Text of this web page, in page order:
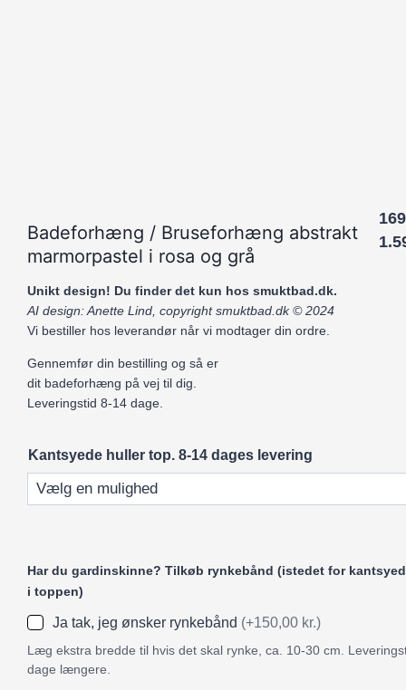
Badeforhæng / Bruseforhæng abstrakt
marmorpastel i rosa og grå
Unikt design! Du finder det kun hos smuktbad.dk.
AI design: Anette Lind, copyright smuktbad.dk © 2024
Vi bestiller hos leverandør når vi modtager din ordre.
Gennemfør din bestilling og så er
dit badeforhæng på vej til dig.
Leveringstid 8-14 dage.
Kantsyede huller top. 8-14 dages levering
Har du gardinskinne? Tilkøb rynkebånd (istedet for
i toppen)
Ja tak, jeg ønsker rynkebånd (+150,00 kr.)
Læg ekstra bredde til hvis det skal rynke, ca. 10-30 cm.
dage længere.